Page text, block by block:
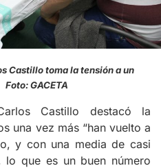
Castillo toma la tensión a un
GACETA
Castillo destacó la
una vez más “han vuelto a
y con una media de casi
lo que es un buen número